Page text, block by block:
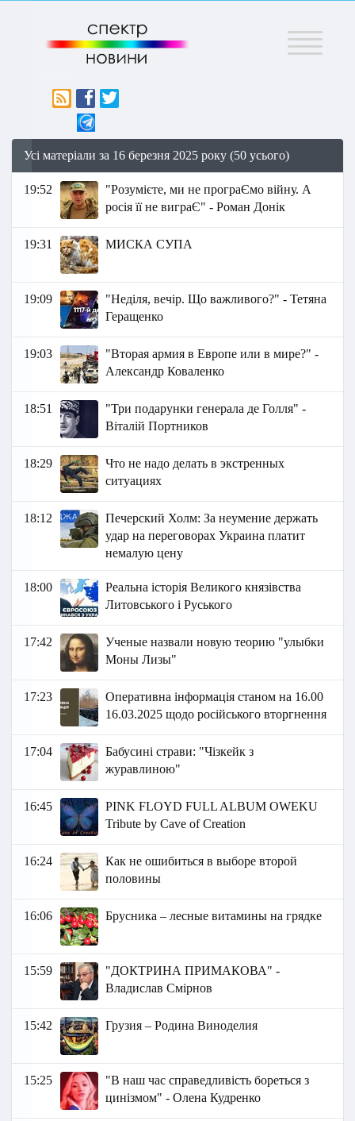
Меню
Усі матеріали за 16 березня 2025 року (50 усього)
19:52
"Розумієте, ми не програЄмо війну. А
росія її не виграЄ" - Роман Донік
19:31 МИСКА СУПА
19:09
"Неділя, вечір. Що важливого?" - Тетяна
Геращенко
19:03
"Вторая армия в Европе или в мире?" -
Александр Коваленко
18:51
"Три подарунки генерала де Голля" -
Віталій Портников
18:29
Что не надо делать в экстренных
ситуациях
18:12
Печерский Холм: За неумение держать
удар на переговорах Украина платит
немалую цену
18:00
Реальна історія Великого князівства
Литовського і Руського
17:42
Ученые назвали новую теорию "улыбки
Моны Лизы"
17:23
Оперативна інформація станом на 16.00
16.03.2025 щодо російського вторгнення
17:04
Бабусині страви: "Чізкейк з
журавлиною"
16:45
PINK FLOYD FULL ALBUM OWEKU
Tribute by Cave of Creation
16:24
Как не ошибиться в выборе второй
половины
16:06 Брусника – лесные витамины на грядке
15:59
"ДОКТРИНА ПРИМАКОВА" -
Владислав Смірнов
15:42 Грузия – Родина Виноделия
15:25
"В наш час справедливість бореться з
цинізмом" - Олена Кудренко